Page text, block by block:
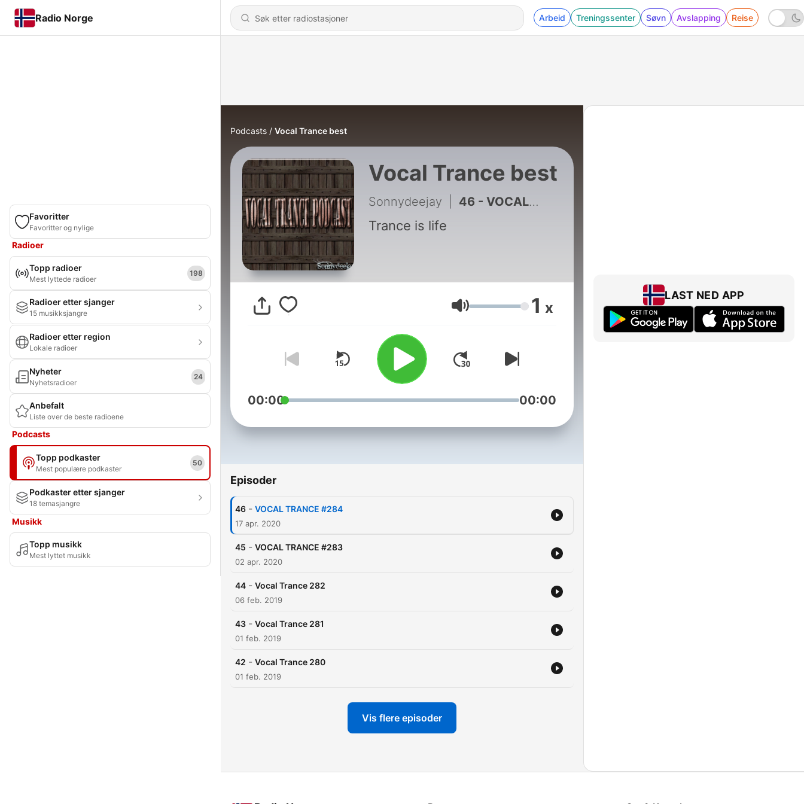
Radio Norge Arbeid Treningssenter Søvn Avslapping Reise
Favoritter
Favoritter og nylige
Radioer
Topp radioer
Mest lyttede radioer
198
Radioer etter sjanger
15 musikksjangre
Radioer etter region
Lokale radioer
Nyheter
Nyhetsradioer
24
Anbefalt
Liste over de beste radioene
Podcasts
Topp podkaster
Mest populære podkaster
50
Podkaster etter sjanger
18 temasjangre
Musikk
Topp musikk
Mest lyttet musikk
Podcasts Vocal Trance best
Vocal Trance best
Sonnydeejay 46 - VOCAL TRANCE #284
Trance is life
Volum 1 x
00:00 00:00
Episoder
46 - VOCAL TRANCE #284
17 apr. 2020
45 - VOCAL TRANCE #283
02 apr. 2020
44 - Vocal Trance 282
06 feb. 2019
43 - Vocal Trance 281
01 feb. 2019
42 - Vocal Trance 280
01 feb. 2019
Vis flere episoder
LAST NED APP